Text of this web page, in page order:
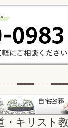
・キリスト